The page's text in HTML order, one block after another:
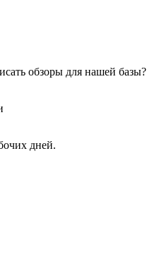
обзоры для нашей базы?
дней.